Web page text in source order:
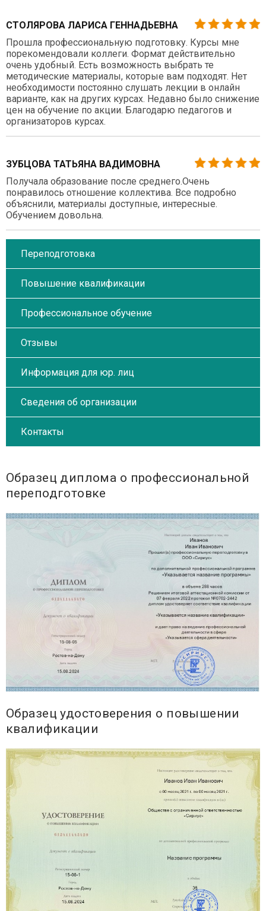
СТОЛЯРОВА ЛАРИСА ГЕННАДЬЕВНА
Прошла профессиональную подготовку. Курсы мне
порекомендовали коллеги. Формат действительно
очень удобный. Есть возможность выбрать те
методические материалы, которые вам подходят. Нет
необходимости постоянно слушать лекции в онлайн
варианте, как на других курсах. Недавно было снижение
цен на обучение по акции. Благодарю педагогов и
организаторов курсах.
ЗУБЦОВА ТАТЬЯНА ВАДИМОВНА
Получала образование после среднего.Очень
понравилось отношение коллектива. Все подробно
объяснили, материалы доступные, интересные.
Обучением довольна.
Переподготовка
Повышение квалификации
Профессиональное обучение
Отзывы
Информация для юр. лиц
Сведения об организации
Контакты
Образец диплома о профессиональной
переподготовке
Образец удостоверения о повышении
квалификации